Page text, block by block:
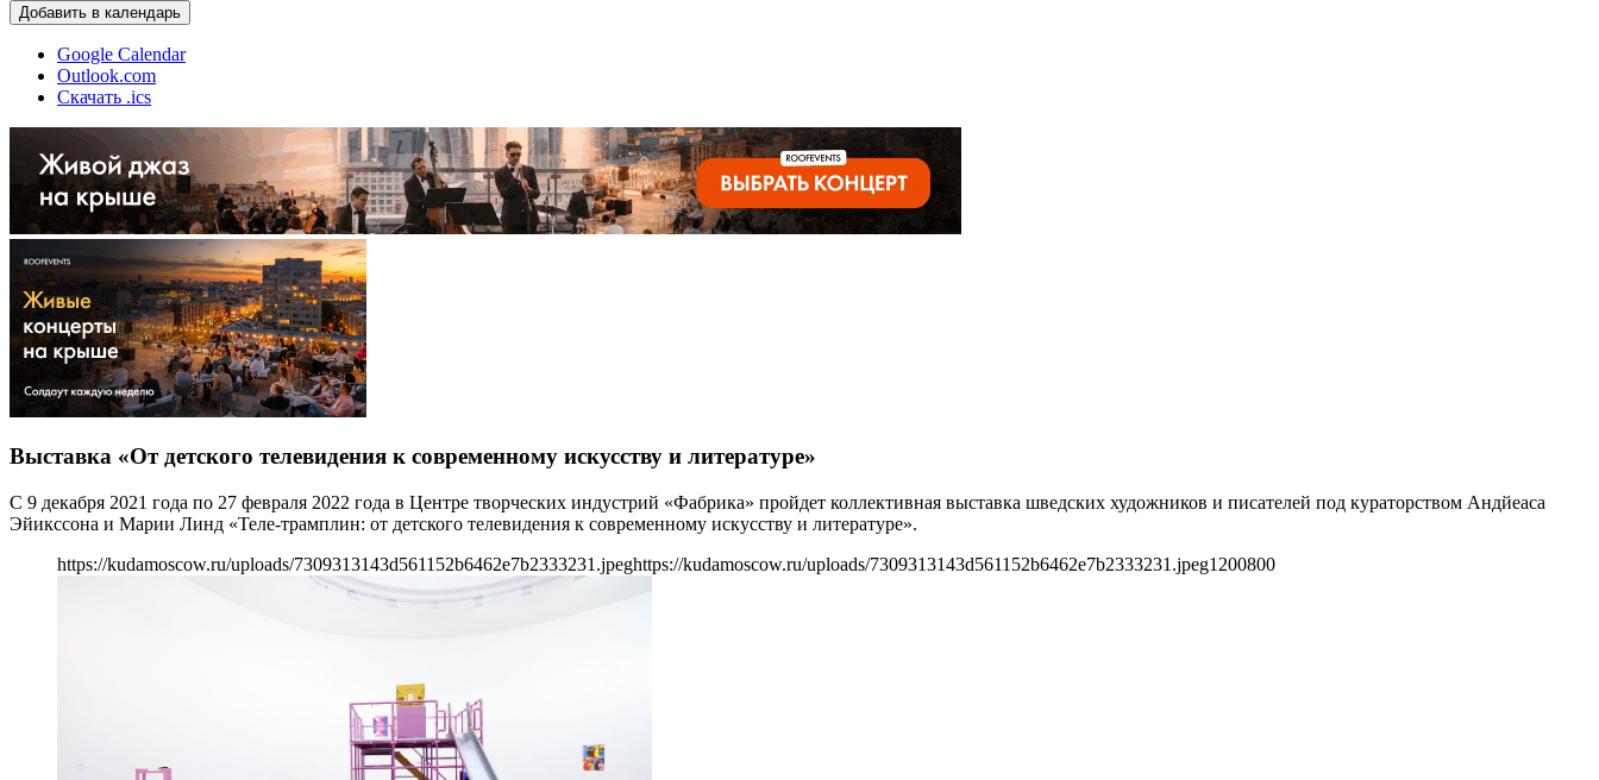
Добавить в календарь
Google Calendar
Outlook.com
Скачать .ics
Выставка «От детского телевидения к современному искусству и литературе»
С 9 декабря 2021 года по 27 февраля 2022 года в Центре творческих индустрий «Фабрика» пройдет коллективная выставка шведских художников и писателей под кураторством Андйеаса
Эйикссона и Марии Линд «Теле-трамплин: от детского телевидения к современному искусству и литературе».
https://kudamoscow.ru/uploads/7309313143d561152b6462e7b2333231.jpeghttps://kudamoscow.ru/uploads/7309313143d561152b6462e7b2333231.jpeg1200800